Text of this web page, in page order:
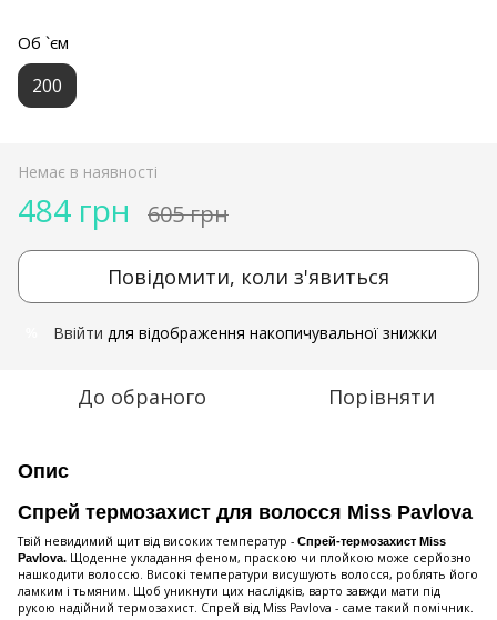
Об `єм
200
Немає в наявності
484 грн 605 грн
Повідомити, коли з'явиться
Ввійти для відображення накопичувальної знижки
До обраного Порівняти
Опис
Спрей термозахист для волосся Miss Pavlova
Твій невидимий щит від високих температур - Спрей-термозахист Miss
Pavlova. Щоденне укладання феном, праскою чи плойкою може серйозно
нашкодити волоссю. Високі температури висушують волосся, роблять його
ламким і тьмяним. Щоб уникнути цих наслідків, варто завжди мати під
рукою надійний термозахист. Спрей від Miss Pavlova - саме такий помічник.